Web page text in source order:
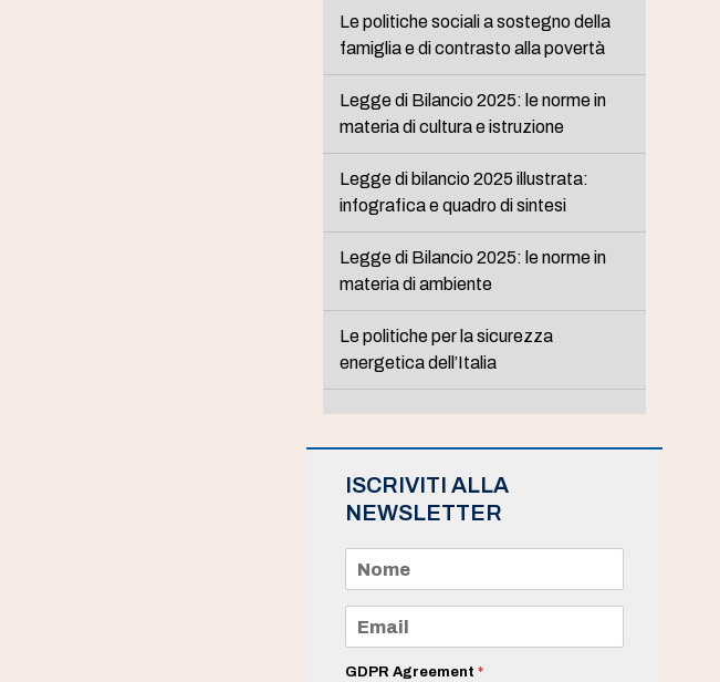
Le politiche sociali a sostegno della
famiglia e di contrasto alla povertà
Legge di Bilancio 2025: le norme in
materia di cultura e istruzione
Legge di bilancio 2025 illustrata:
infografica e quadro di sintesi
Legge di Bilancio 2025: le norme in
materia di ambiente
Le politiche per la sicurezza
energetica dell’Italia
ISCRIVITI ALLA
NEWSLETTER
m
e
a
iGDPR Agreement *